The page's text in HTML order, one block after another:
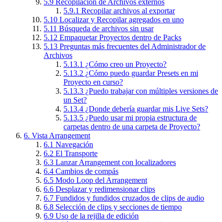
5.9 Recopilación de Archivos externos
5.9.1 Recopilar archivos al exportar
5.10 Localizar y Recopilar agregados en uno
5.11 Búsqueda de archivos sin usar
5.12 Empaquetar Proyectos dentro de Packs
5.13 Preguntas más frecuentes del Administrador de
Archivos
5.13.1 ¿Cómo creo un Proyecto?
5.13.2 ¿Cómo puedo guardar Presets en mi
Proyecto en curso?
5.13.3 ¿Puedo trabajar con múltiples versiones de
un Set?
5.13.4 ¿Donde debería guardar mis Live Sets?
5.13.5 ¿Puedo usar mi propia estructura de
carpetas dentro de una carpeta de Proyecto?
6. Vista Arrangement
6.1 Navegación
6.2 El Transporte
6.3 Lanzar Arrangement con localizadores
6.4 Cambios de compás
6.5 Modo Loop del Arrangement
6.6 Desplazar y redimensionar clips
6.7 Fundidos y fundidos cruzados de clips de audio
6.8 Selección de clips y secciones de tiempo
6.9 Uso de la rejilla de edición